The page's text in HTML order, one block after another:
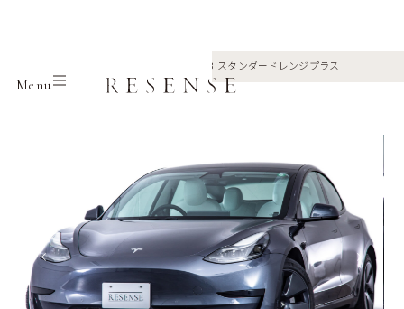
Menu
モデル3 スタンダードレンジプラス
← →